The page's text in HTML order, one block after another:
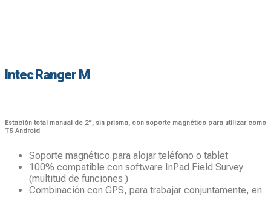
Intec Ranger M
Estación total manual de 2″, sin prisma, con soporte magnético para utilizar como
TS Android
Soporte magnético para alojar teléfono o tablet
100% compatible con software InPad Field Survey
(multitud de funciones )
Combinación con GPS, para trabajar conjuntamente, en